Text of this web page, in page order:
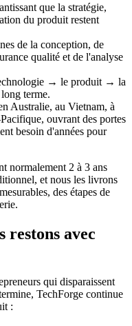
que la stratégie,
du produit restent
de la conception, de
qualité et de l'analyse
→ le produit → la
terme.
Australie, au Vietnam, à
ouvrant des portes
besoin d'années pour
normalement 2 à 3 ans
et nous les livrons
des étapes de
restons avec
qui disparaissent
TechForge continue
: